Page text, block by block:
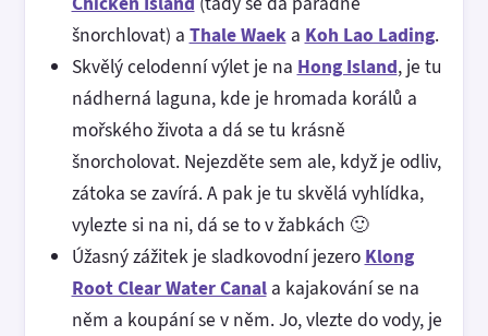
šnorchlovat) a Thale Waeka Koh Lao Lading.
Skvělý celodenní výlet je na Hong Island, je tu
nádherná laguna, kde je hromada korálů a
mořského života a dá se tu krásně
šnorcholovat. Nejezděte sem ale, když je odliv,
zátoka se zavírá. A pak je tu skvělá vyhlídka,
vylezte si na ni, dá se to v žabkách 🙂
Úžasný zážitek je sladkovodní jezero Klong
Root Clear Water Canala kajakování se na
něm a koupání se v něm. Jo, vlezte do vody, je